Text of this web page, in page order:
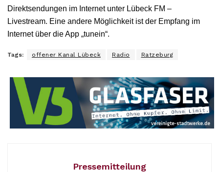
Direktsendungen im Internet unter Lübeck FM –
Livestream. Eine andere Möglichkeit ist der Empfang im
Internet über die App „tunein“.
Tags: offener Kanal Lübeck Radio Ratzeburg
Pressemitteilung